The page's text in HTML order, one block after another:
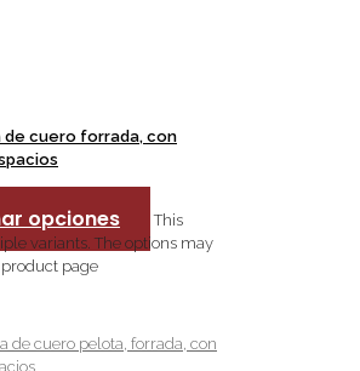
de cuero forrada, con
opciones
This
variants. The options may
product page